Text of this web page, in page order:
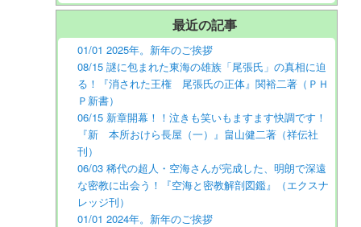
最近の記事
01/01 2025年。新年のご挨拶
08/15 謎に包まれた東海の雄族「尾張氏」の真相に迫
る！『消された王権 尾張氏の正体』関裕二著（ＰＨ
Ｐ新書）
06/15 新章開幕！！泣きも笑いもますます快調です！
『新 本所おけら長屋（一）』畠山健二著（祥伝社
刊）
06/03 稀代の超人・空海さんが完成した、明朗で深遠
な密教に出会う！『空海と密教解剖図鑑』（エクスナ
レッジ刊）
01/01 2024年。新年のご挨拶